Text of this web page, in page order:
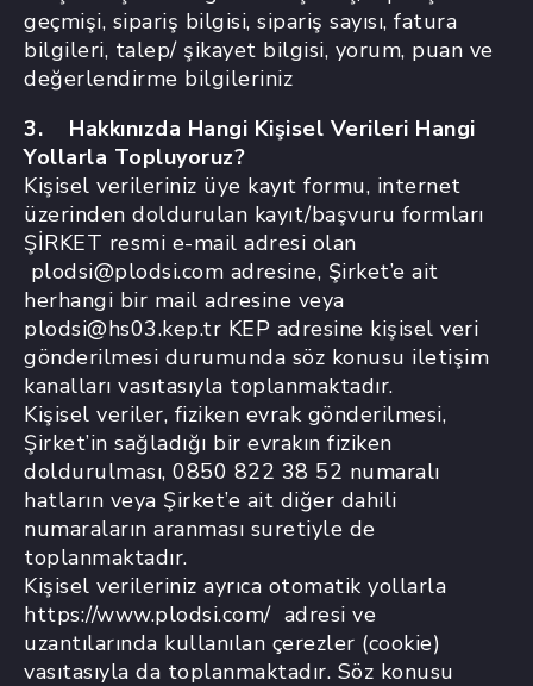
geçmişi, sipariş bilgisi, sipariş sayısı, fatura
bilgileri, talep/ şikayet bilgisi, yorum, puan ve
değerlendirme bilgileriniz
3. Hakkınızda Hangi Kişisel Verileri Hangi
Yollarla Topluyoruz?
Kişisel verileriniz üye kayıt formu, internet
üzerinden doldurulan kayıt/başvuru formları
ŞİRKET resmi e-mail adresi olan
plodsi@plodsi.com adresine, Şirket’e ait
herhangi bir mail adresine veya
plodsi@hs03.kep.tr KEP adresine kişisel veri
gönderilmesi durumunda söz konusu iletişim
kanalları vasıtasıyla toplanmaktadır.
Kişisel veriler, fiziken evrak gönderilmesi,
Şirket’in sağladığı bir evrakın fiziken
doldurulması, 0850 822 38 52 numaralı
hatların veya Şirket’e ait diğer dahili
numaraların aranması suretiyle de
toplanmaktadır.
Kişisel verileriniz ayrıca otomatik yollarla
https://www.plodsi.com/ adresi ve
uzantılarında kullanılan çerezler (cookie)
vasıtasıyla da toplanmaktadır. Söz konusu